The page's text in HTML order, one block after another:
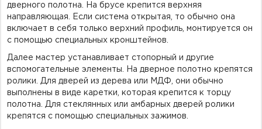
дверного полотна. На брусе крепится верхняя
направляющая. Если система открытая, то обычно она
включает в себя только верхний профиль, монтируется он
с помощью специальных кронштейнов.
Далее мастер устанавливает стопорный и другие
вспомогательные элементы. На дверное полотно крепятся
ролики. Для дверей из дерева или МДФ, они обычно
выполнены в виде каретки, которая крепится к торцу
полотна. Для стеклянных или амбарных дверей ролики
крепятся с помощью специальных зажимов.